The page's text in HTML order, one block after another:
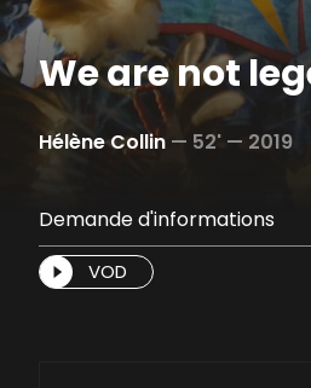
We are not
Hélène Collin — 52' — 2019
Demande d'informations
VOD